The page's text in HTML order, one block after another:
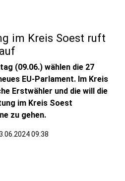
im Kreis Soest ruft
(09.06.) wählen die 27
EU-Parlament. Im Kreis
Erstwähler und die will die
im Kreis Soest
zu gehen.
09:38